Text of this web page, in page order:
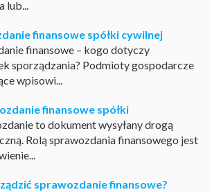
lub...
finansowe spółki cywilnej
finansowe – kogo dotyczy
sporządzania? Podmioty gospodarcze
wpisowi...
finansowe spółki
to dokument wysyłany drogą
Rolą sprawozdania finansowego jest
sprawozdanie finansowe?